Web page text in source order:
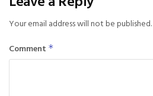
Your email address will not be published.
Comment *